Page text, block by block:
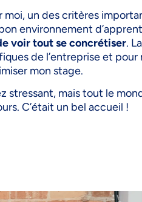
moi, un des critères
environnement
voir tout se concrétiser.
de l’entreprise et pour
mon stage.
stressant, mais tout le
C’était un bel accueil !